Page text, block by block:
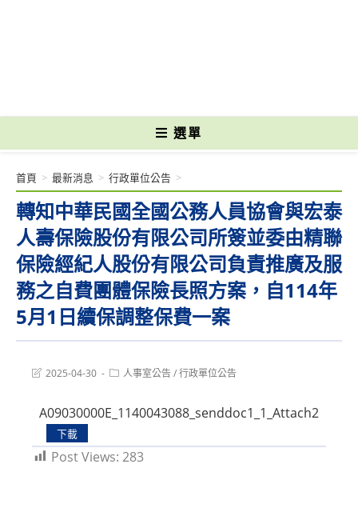
選單
轉知中華民國全國公務人員協會與宏泰
人壽保險股份有限公司所簽並委由精聯
保險經紀人股份有限公司負責推廣及服
務之自費團體保險長照方案，自114年
5月1日續保調整保費一案
首頁 > 最新消息 > 行政單位公告 >
Post2025-04-30
Post人事室公告/行政單位公告
A09030000E_1140043088_senddoc1_1_Attach2
下載
Post Views: 283